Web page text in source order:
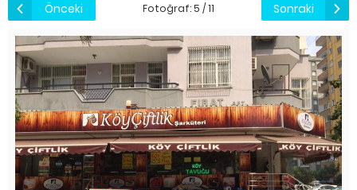
Önceki Fotoğraf: 5 / 11 Sonraki